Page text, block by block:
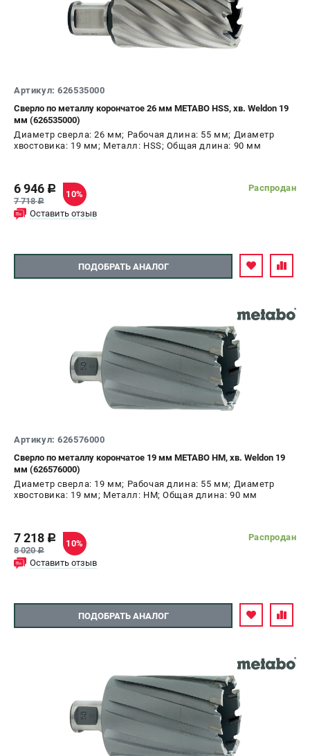
Артикул: 626535000
Сверло по металлу корончатое 26 мм METABO HSS, хв. Weldon 19
мм (626535000)
Диаметр сверла: 26 мм; Рабочая длина: 55 мм; Диаметр
хвостовика: 19 мм; Металл: HSS; Общая длина: 90 мм
6 946 c
7 718c
10%
Распродан
Оставить отзыв
ПОДОБРАТЬ АНАЛОГ
Артикул: 626576000
Сверло по металлу корончатое 19 мм METABO HM, хв. Weldon 19
мм (626576000)
Диаметр сверла: 19 мм; Рабочая длина: 55 мм; Диаметр
хвостовика: 19 мм; Металл: HM; Общая длина: 90 мм
7 218 c
8 020c
10%
Распродан
Оставить отзыв
ПОДОБРАТЬ АНАЛОГ